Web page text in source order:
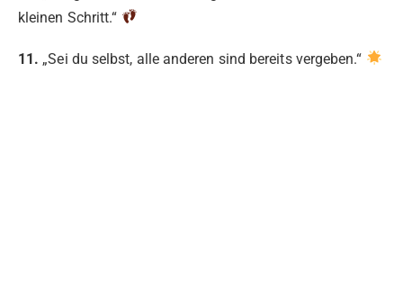
kleinen Schritt.“
11. „Sei du selbst, alle anderen sind bereits vergeben.“